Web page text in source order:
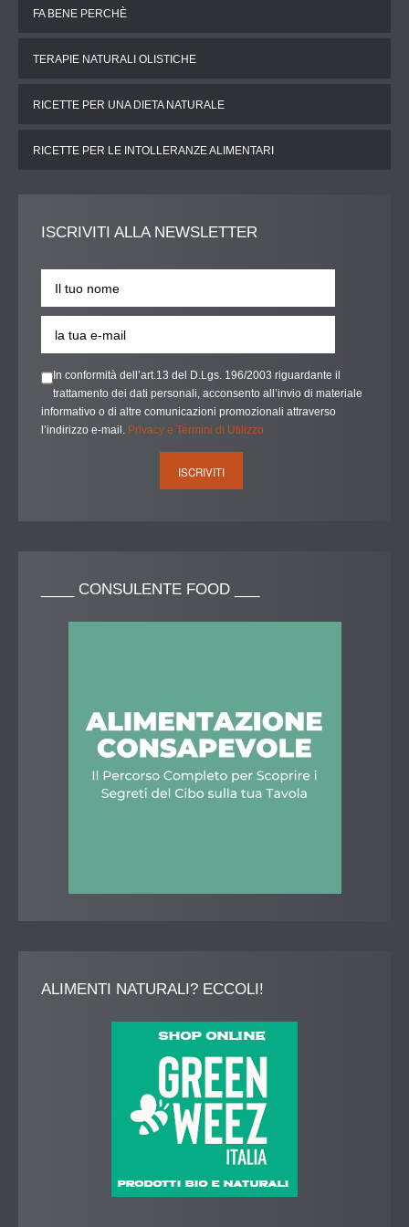
FA BENE PERCHÈ
TERAPIE NATURALI OLISTICHE
RICETTE PER UNA DIETA NATURALE
RICETTE PER LE INTOLLERANZE ALIMENTARI
ISCRIVITI ALLA NEWSLETTER
In conformità dell’art.13 del D.Lgs. 196/2003 riguardante il
trattamento dei dati personali, acconsento all’invio di materiale
informativo o di altre comunicazioni promozionali attraverso
l’indirizzo e-mail. Privacy e Termini di Utilizzo
CONSULENTE FOOD ___
ALIMENTI NATURALI? ECCOLI!